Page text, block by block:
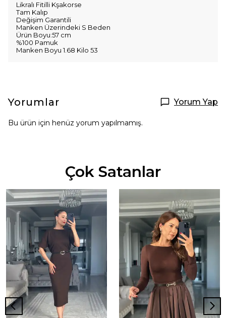
Likralı Fitilli Kşakorse
Tam Kalıp
Değişim Garantili
Manken Üzerindeki S Beden
Ürün Boyu:57 cm
%100 Pamuk
Manken Boyu 1.68 Kilo 53
Yorumlar Yorum Yap
Bu ürün için henüz yorum yapılmamış.
Çok Satanlar